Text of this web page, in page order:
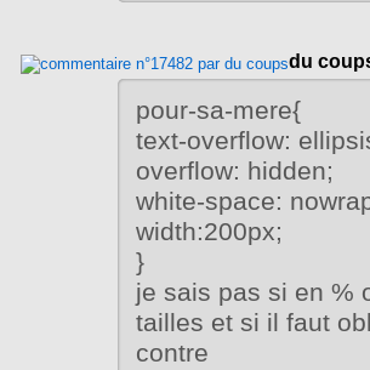
du
pour-sa-mere{
text-overflow:
overflow: hidden;
white-space:
width:200px;
}
je sais pas si en %
tailles et si il faut
contre